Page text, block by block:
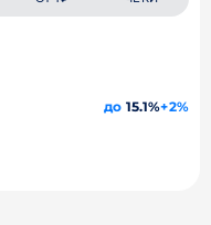
до 15.1%+2%